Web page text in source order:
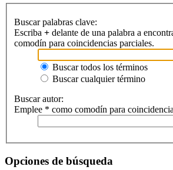
Buscar palabras clave:
Escriba + delante de una palabra a
comodín para coincidencias parciales.
Buscar todos los términos
Buscar cualquier término
Buscar autor:
Emplee * como comodín para
Opciones de búsqueda